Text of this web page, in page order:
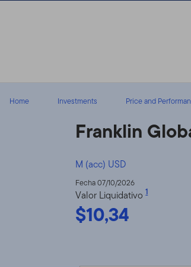
Home Investments Price and
Franklin
M (acc) USD
Fecha 07/10/2026
Valor Liquidativo1
$10,34